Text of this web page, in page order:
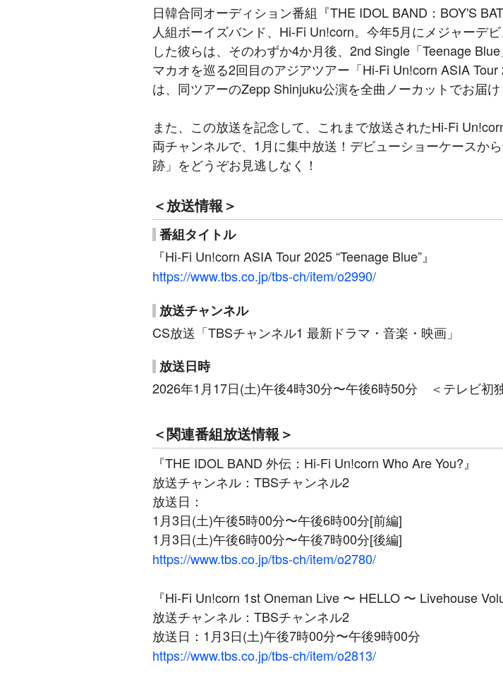
日韓合同オーディション番組『THE IDOL BAND：BOY'S
人組ボーイズバンド、Hi-Fi Un!corn。今年5月にメジャーデ
した彼らは、そのわずか4か月後、2nd Single「Teenage
マカオを巡る2回目のアジアツアー「Hi-Fi Un!corn ASIA
は、同ツアーのZepp Shinjuku公演を全曲ノーカットでお届け
また、この放送を記念して、これまで放送されたHi-Fi
両チャンネルで、1月に集中放送！デビューショーケースか
跡」をどうぞお見逃しなく！
＜放送情報＞
番組タイトル
『Hi-Fi Un!corn ASIA Tour 2025 “Teenage Blue”』
https://www.tbs.co.jp/tbs-ch/item/o2990/
放送チャンネル
CS放送「TBSチャンネル1 最新ドラマ・音楽・映画」
放送日時
2026年1月17日(土)午後4時30分〜午後6時50分 ＜テレビ初
＜関連番組放送情報＞
『THE IDOL BAND 外伝：Hi-Fi Un!corn Who Are You?』
放送チャンネル：TBSチャンネル2
放送日：
1月3日(土)午後5時00分〜午後6時00分[前編]
1月3日(土)午後6時00分〜午後7時00分[後編]
https://www.tbs.co.jp/tbs-ch/item/o2780/
『Hi-Fi Un!corn 1st Oneman Live 〜 HELLO 〜 Livehouse
放送チャンネル：TBSチャンネル2
放送日：1月3日(土)午後7時00分〜午後9時00分
https://www.tbs.co.jp/tbs-ch/item/o2813/